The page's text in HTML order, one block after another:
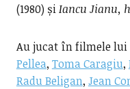
(1980) șiIancu Jianu,
Au jucat în filmele
Pellea, Toma Caragiu,
Radu Beligan, Jean